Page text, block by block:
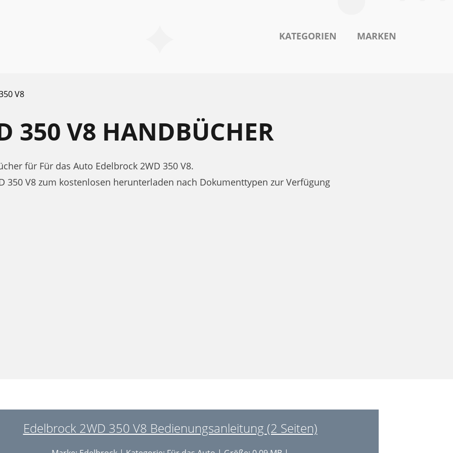
KATEGORIEN MARKEN
V8
350 V8 HANDBÜCHER
für Für das Auto Edelbrock 2WD 350 V8.
350 V8 zum kostenlosen herunterladen nach Dokumenttypen zur Verfügung
Edelbrock 2WD 350 V8 Bedienungsanleitung (2 Seiten)